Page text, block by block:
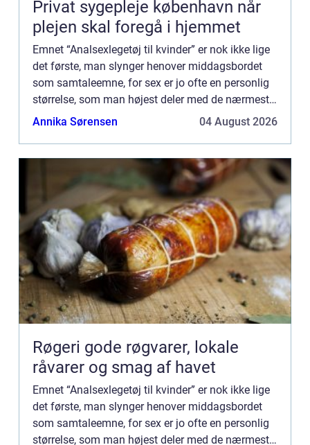
Privat sygepleje københavn når
plejen skal foregå i hjemmet
Emnet “Analsexlegetøj til kvinder” er nok ikke lige
det første, man slynger henover middagsbordet
som samtaleemne, for sex er jo ofte en personlig
størrelse, som man højest deler med de nærmeste
personer....
Annika Sørensen 04 August 2026
Røgeri gode røgvarer, lokale
råvarer og smag af havet
Emnet “Analsexlegetøj til kvinder” er nok ikke lige
det første, man slynger henover middagsbordet
som samtaleemne, for sex er jo ofte en personlig
størrelse, som man højest deler med de nærmeste